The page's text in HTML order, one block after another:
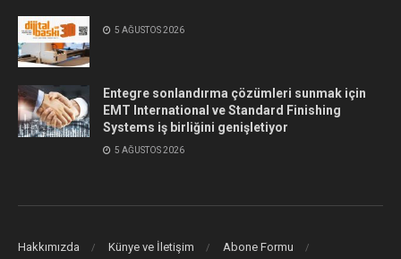
5 AĞUSTOS 2026
Entegre sonlandırma çözümleri sunmak için
EMT International ve Standard Finishing
Systems iş birliğini genişletiyor
5 AĞUSTOS 2026
Hakkımızda Künye ve İletişim
Abone Formu